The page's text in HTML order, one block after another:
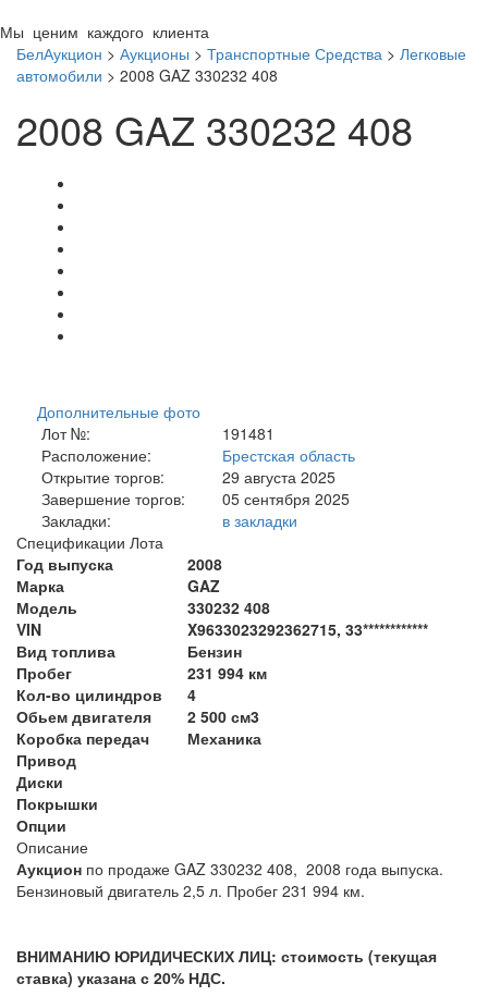
Мы ценим каждого клиента
БелАукцион > Аукционы > Транспортные Средства > Легковые
автомобили > 2008 GAZ 330232 408
2008 GAZ 330232 408
Дополнительные фото
Лот №:
191481
Расположение:
Брестская область
Открытие торгов:
29 августа 2025
Завершение торгов:
05 сентября 2025
Закладки:
в закладки
Спецификации Лота
Год выпуска
2008
Марка
GAZ
Модель
330232 408
VIN
X9633023292362715, 33************
Вид топлива
Бензин
Пробег
231 994 км
Кол-во цилиндров
4
Обьем двигателя
2 500 см3
Коробка передач
Механика
Привод
Диски
Покрышки
Опции
Описание
Аукцион по продаже GAZ 330232 408, 2008 года выпуска.
Бензиновый двигатель 2,5 л. Пробег 231 994 км.
ВНИМАНИЮ ЮРИДИЧЕСКИХ ЛИЦ: стоимость (текущая
ставка) указана с 20% НДС.